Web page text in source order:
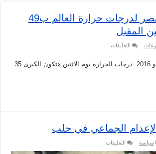
حقيقة تصدر مصر لدرجات حرارة العالم ب49
المقبل
التعليقات
مصر
مغلقة
البوست قديم من مايو 2016. درجات الحرارة يوم الاثنين هتكون الكبرى 35
الجماعي في حلب
سياسة التعليقات